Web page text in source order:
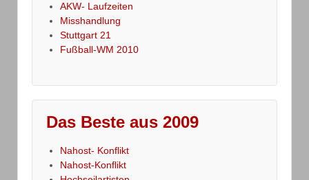
AKW- Laufzeiten
Misshandlung
Stuttgart 21
Fußball-WM 2010
Das Beste aus 2009
Nahost- Konflikt
Nahost-Konflikt